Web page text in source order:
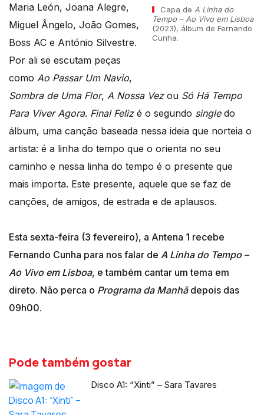
Capa de A Linha do
Tempo – Ao Vivo em Lisboa
(2023), álbum de Fernando
Cunha.
Maria León, Joana Alegre,
Miguel Ângelo, João Gomes,
Boss AC e António Silvestre.
Por ali se escutam peças
como Ao Passar Um Navio,
Sombra de Uma Flor, A Nossa Vezou Só Há Tempo
Para Viver Agora. Final Felizé o segundo singledo
álbum, uma canção baseada nessa ideia que norteia o
artista: é a linha do tempo que o orienta no seu
caminho e nessa linha do tempo é o presente que
mais importa. Este presente, aquele que se faz de
canções, de amigos, de estrada e de aplausos.
Esta sexta-feira (3 fevereiro), a Antena 1 recebe
Fernando Cunha para nos falar de A Linha do Tempo –
Ao Vivo em Lisboa, e também cantar um tema em
direto. Não perca o Programa da Manhãdepois das
09h00.
Pode também gostar
Disco A1: “Xinti” – Sara Tavares